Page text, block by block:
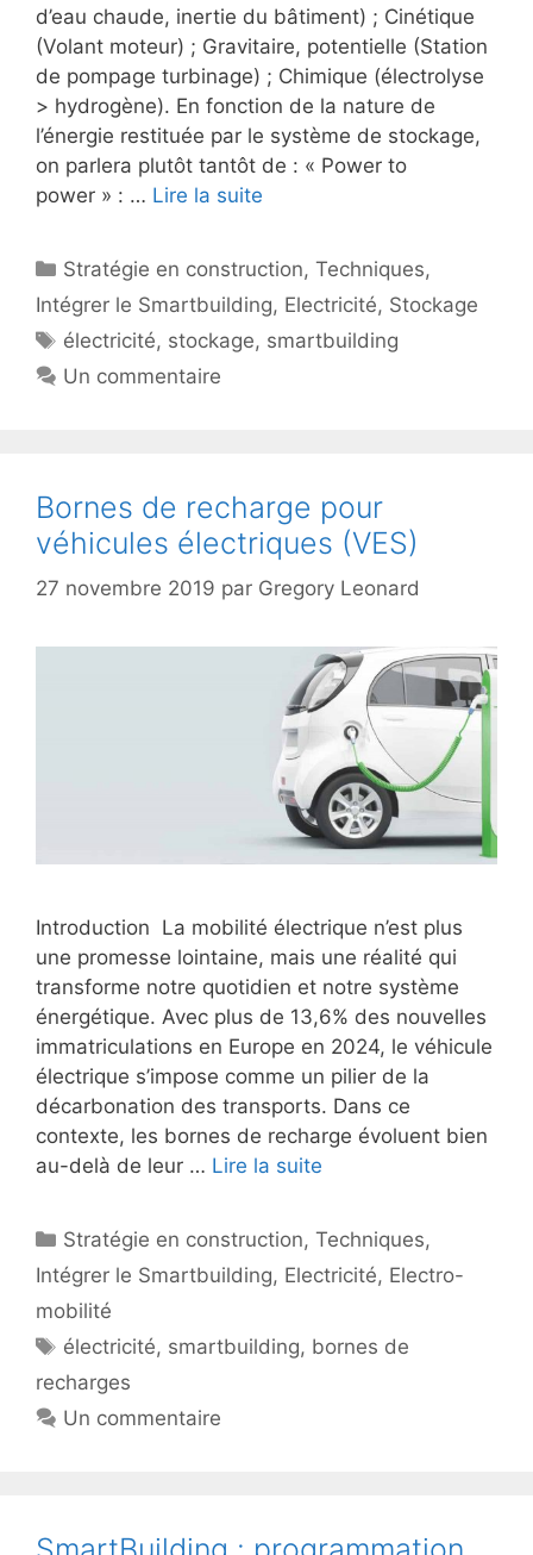
d’eau chaude, inertie du bâtiment) ; Cinétique
(Volant moteur) ; Gravitaire, potentielle (Station
de pompage turbinage) ; Chimique (électrolyse
> hydrogène). En fonction de la nature de
l’énergie restituée par le système de stockage,
on parlera plutôt tantôt de : « Power to
power » : … Lire la suite
Catégories
Stratégie en construction,Techniques,
Intégrer le Smartbuilding, Electricité, Stockage
Étiquettes
électricité, stockage, smartbuilding
Un commentaire
Bornes de recharge pour
véhicules électriques (VES)
27 novembre 2019 par Gregory Leonard
Introduction La mobilité électrique n’est plus
une promesse lointaine, mais une réalité qui
transforme notre quotidien et notre système
énergétique. Avec plus de 13,6% des nouvelles
immatriculations en Europe en 2024, le véhicule
électrique s’impose comme un pilier de la
décarbonation des transports. Dans ce
contexte, les bornes de recharge évoluent bien
au-delà de leur … Lire la suite
Catégories
Stratégie en construction,Techniques,
Intégrer le Smartbuilding, Electricité, Electro-
mobilité
Étiquettes
électricité, smartbuilding, bornes de
recharges
Un commentaire